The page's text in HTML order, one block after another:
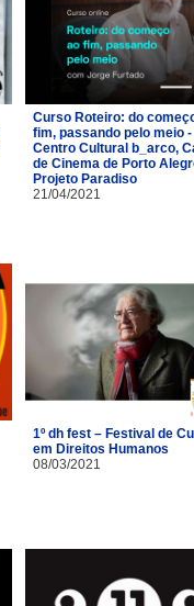
Curso Roteiro: do
fim, passando pelo meio -
Centro Cultural b_arco,
de Cinema de Porto
Projeto Paradiso
21/04/2021
1º dh fest – Festival de
em Direitos Humanos
08/03/2021